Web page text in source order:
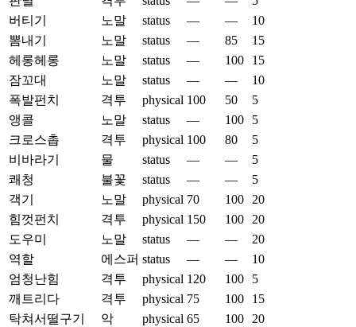
버티기
노말 status — —
10
뽐내기
노말 status — 85
15
헤롱헤롱
노말 status — 100
15
잠꼬대
노말 status — —
10
폭발펀치
격투 physical 100 50
5
앵콜
노말 status — 100
5
크로스촙
격투 physical 100 80
5
비바라기
물 status — —
5
쾌청
불꽃 status — —
5
객기
노말 physical 70 100
20
힘껏펀치
격투 physical 150 100
20
도우미
노말 status — —
20
역할
에스퍼 status — —
10
엄청난힘
격투 physical 120 100
5
깨트리다
격투 physical 75 100
15
탁쳐서떨구기
악 physical 65 100
20